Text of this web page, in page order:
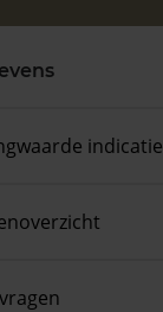
- 08:00 -18:00
indicatie